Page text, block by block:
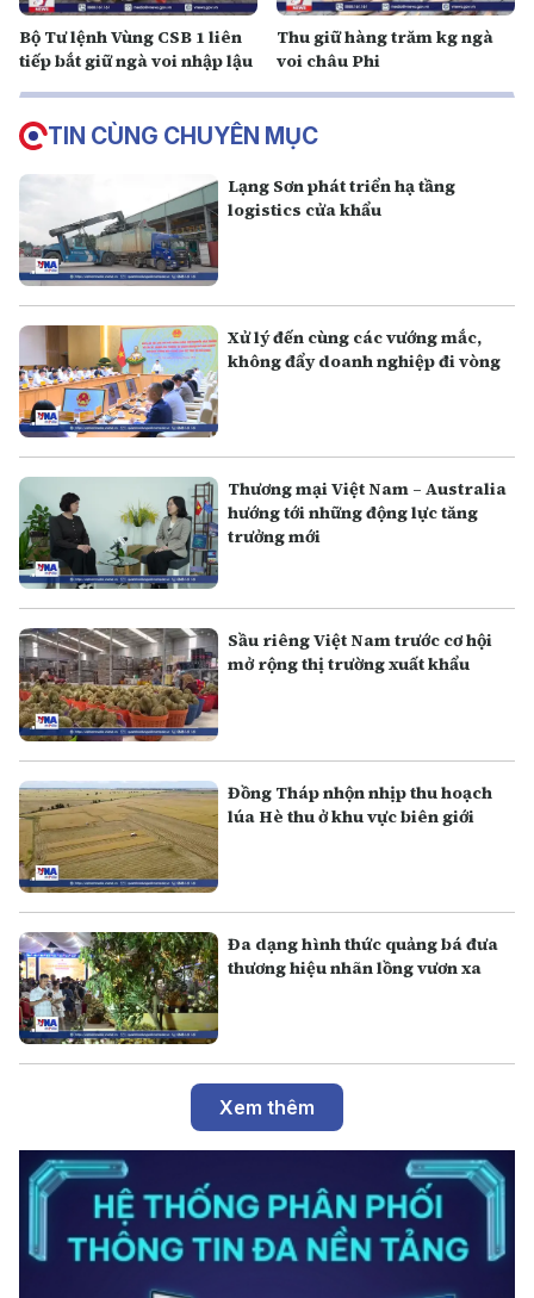
Bộ Tư lệnh Vùng CSB 1 liên
tiếp bắt giữ ngà voi nhập lậu
Thu giữ hàng trăm kg ngà
voi châu Phi
TIN CÙNG CHUYÊN MỤC
Lạng Sơn phát triển hạ tầng
logistics cửa khẩu
Xử lý đến cùng các vướng mắc,
không đẩy doanh nghiệp đi vòng
Thương mại Việt Nam – Australia
hướng tới những động lực tăng
trưởng mới
Sầu riêng Việt Nam trước cơ hội
mở rộng thị trường xuất khẩu
Đồng Tháp nhộn nhịp thu hoạch
lúa Hè thu ở khu vực biên giới
Đa dạng hình thức quảng bá đưa
thương hiệu nhãn lồng vươn xa
Xem thêm